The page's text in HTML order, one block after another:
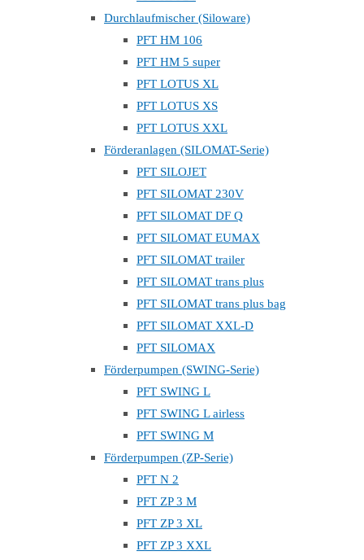
Durchlaufmischer (Siloware)
PFT HM 106
PFT HM 5 super
PFT LOTUS XL
PFT LOTUS XS
PFT LOTUS XXL
Förderanlagen (SILOMAT-Serie)
PFT SILOJET
PFT SILOMAT 230V
PFT SILOMAT DF Q
PFT SILOMAT EUMAX
PFT SILOMAT trailer
PFT SILOMAT trans plus
PFT SILOMAT trans plus bag
PFT SILOMAT XXL-D
PFT SILOMAX
Förderpumpen (SWING-Serie)
PFT SWING L
PFT SWING L airless
PFT SWING M
Förderpumpen (ZP-Serie)
PFT N 2
PFT ZP 3 M
PFT ZP 3 XL
PFT ZP 3 XXL